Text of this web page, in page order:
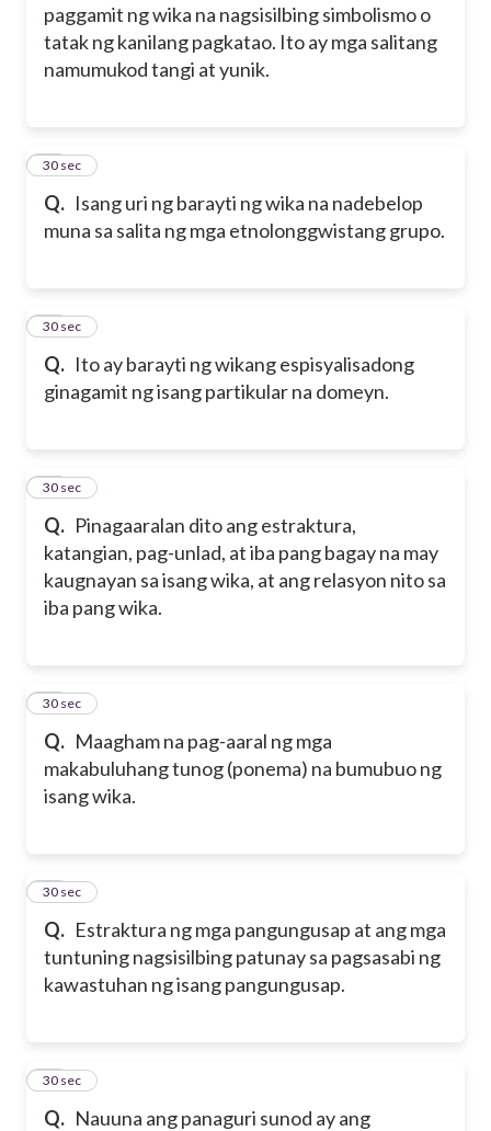
paggamit ng wika na nagsisilbing simbolismo o
tatak ng kanilang pagkatao. Ito ay mga salitang
namumukod tangi at yunik.
Q. Isang uri ng barayti ng wika na nadebelop
muna sa salita ng mga etnolonggwistang grupo.
20
30 sec
Q. Ito ay barayti ng wikang espisyalisadong
ginagamit ng isang partikular na domeyn.
21
30 sec
Q. Pinagaaralan dito ang estraktura,
katangian, pag-unlad, at iba pang bagay na may
kaugnayan sa isang wika, at ang relasyon nito sa
iba pang wika.
22
30 sec
Q. Maagham na pag-aaral ng mga
makabuluhang tunog (ponema) na bumubuo ng
isang wika.
23
30 sec
Q. Estraktura ng mga pangungusap at ang mga
tuntuning nagsisilbing patunay sa pagsasabi ng
kawastuhan ng isang pangungusap.
24
30 sec
Q. Nauuna ang panaguri sunod ay ang
25
30 sec